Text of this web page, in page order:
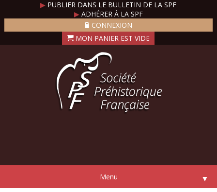
▶ PUBLIER DANS LE BULLETIN DE LA SPF
▶ADHÉRER À LA SPF
CONNEXION
Menu ▼